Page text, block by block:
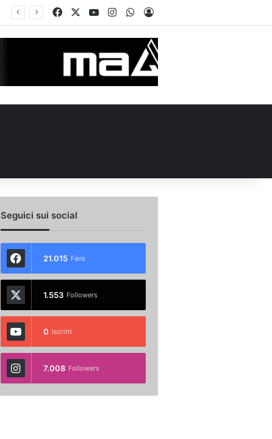
FacebookYou TubeInstagramWhatsApp
Accedi
Seguici sui social
21.015 Fans
1.553 Followers
0 Iscritti
7.008 Followers